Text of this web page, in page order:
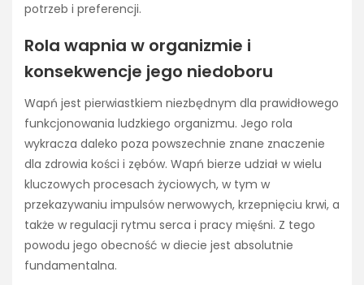
potrzeb i preferencji.
Rola wapnia w organizmie i
konsekwencje jego niedoboru
Wapń jest pierwiastkiem niezbędnym dla prawidłowego
funkcjonowania ludzkiego organizmu. Jego rola
wykracza daleko poza powszechnie znane znaczenie
dla zdrowia kości i zębów. Wapń bierze udział w wielu
kluczowych procesach życiowych, w tym w
przekazywaniu impulsów nerwowych, krzepnięciu krwi, a
także w regulacji rytmu serca i pracy mięśni. Z tego
powodu jego obecność w diecie jest absolutnie
fundamentalna.